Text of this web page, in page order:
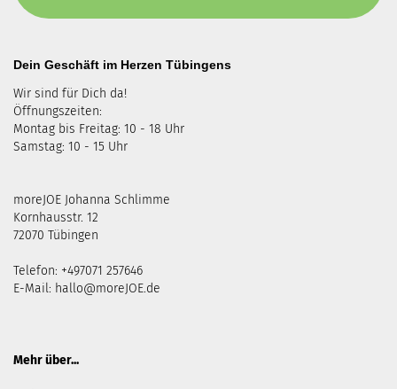
Dein Geschäft im Herzen Tübingens
Wir sind für Dich da!
Öffnungszeiten:
Montag bis Freitag: 10 - 18 Uhr
Samstag: 10 - 15 Uhr
moreJOE Johanna Schlimme
Kornhausstr. 12
72070 Tübingen
Telefon: +497071 257646
E-Mail: hallo@moreJOE.de
Mehr über...